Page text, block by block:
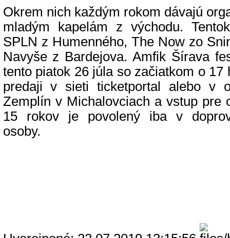
Okrem nich každým rokom dávajú
mladým kapelám z východu.
SPLN z Humenného, The Now zo
Navyše z Bardejova. Amfik Šírava
tento piatok 26 júla so začiatkom o 17
predaji v sieti ticketportal alebo v
Zemplín v Michalovciach a vstup pre
15 rokov je povolený iba v
osoby.